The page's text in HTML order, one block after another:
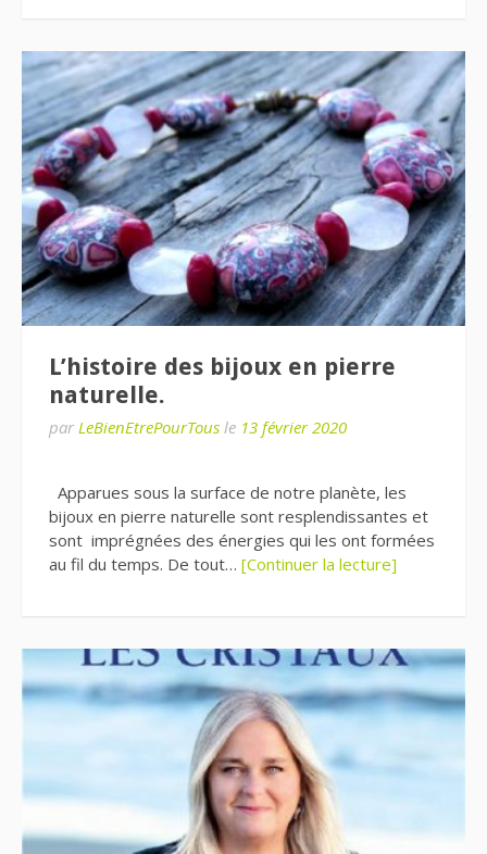
L’histoire des bijoux en pierre
naturelle.
par LeBienEtrePourTous le 13 février 2020
Apparues sous la surface de notre planète, les
bijoux en pierre naturelle sont resplendissantes et
sont imprégnées des énergies qui les ont formées
au fil du temps. De tout… [Continuer la lecture]